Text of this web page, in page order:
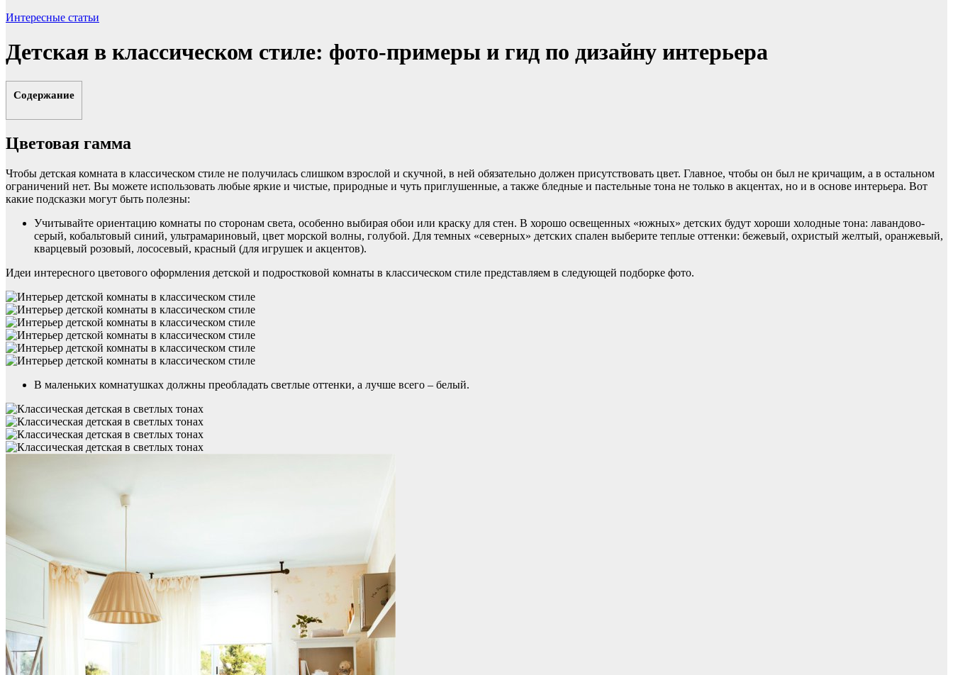
Интересные статьи
Детская в классическом стиле: фото-примеры и гид по дизайну интерьера
Содержание
Цветовая гамма
Чтобы детская комната в классическом стиле не получилась слишком взрослой и скучной, в ней обязательно должен присутствовать цвет. Главное, чтобы он был не кричащим, а в остальном
ограничений нет. Вы можете использовать любые яркие и чистые, природные и чуть приглушенные, а также бледные и пастельные тона не только в акцентах, но и в основе интерьера. Вот
какие подсказки могут быть полезны:
Учитывайте ориентацию комнаты по сторонам света, особенно выбирая обои или краску для стен. В хорошо освещенных «южных» детских будут хороши холодные тона: лавандово-
серый, кобальтовый синий, ультрамариновый, цвет морской волны, голубой. Для темных «северных» детских спален выберите теплые оттенки: бежевый, охристый желтый, оранжевый,
кварцевый розовый, лососевый, красный (для игрушек и акцентов).
Идеи интересного цветового оформления детской и подростковой комнаты в классическом стиле представляем в следующей подборке фото.
В маленьких комнатушках должны преобладать светлые оттенки, а лучше всего – белый.